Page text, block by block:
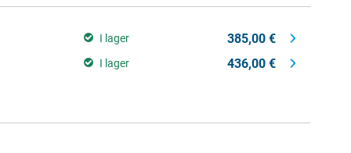
I lager 385,00 €
I lager 436,00 €